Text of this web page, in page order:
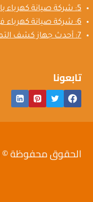
5: شركة صيانة كهرباء بالرياض
6: شركة صيانة كهرباء في الرياض
7: أحدث جهاز كشف التماس الكهرباء
تابعونا
الحقوق محفوظة ©